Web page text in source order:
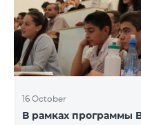
16 October
В рамках программы